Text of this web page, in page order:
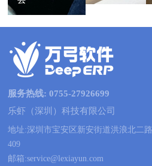
服务热线: 0755-27926699
乐虾（深圳）科技有限公司
地址:深圳市宝安区新安街道洪浪北二
409
邮箱:service@lexiayun.com